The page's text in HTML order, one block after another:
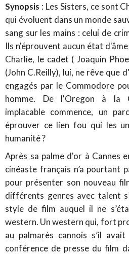
Synopsis : Les Sisters, ce sont
qui évoluent dans un monde
sang sur les mains : celui de
Ils n'éprouvent aucun état
Charlie, le cadet ( Joaquin
(John C.Reilly), lui, ne rêve que
engagés par le Commodore
homme. De l'Oregon à la
implacable commence, un
éprouver ce lien fou qui les
humanité ?
Après sa palme d'or à Cannes
cinéaste français n’a pourtant
pour présenter son nouveau
différents genres avec talent
style de film auquel il ne
western. Un western qui, fort
au palmarès cannois s’il
conférence de presse du film